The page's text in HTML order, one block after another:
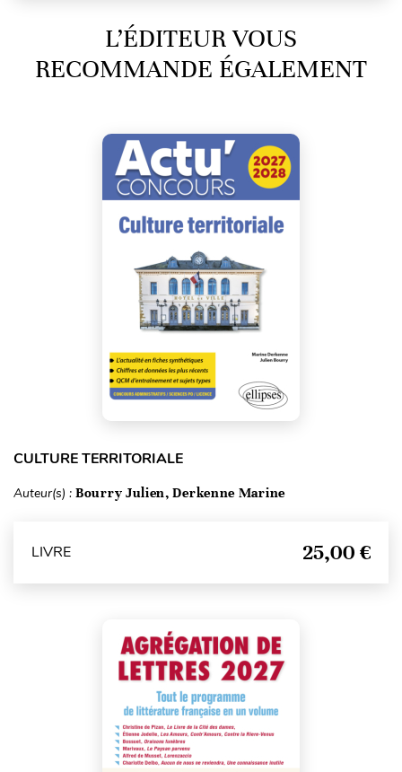
L’ÉDITEUR VOUS
RECOMMANDE ÉGALEMENT
CULTURE TERRITORIALE
Auteur(s) : Bourry Julien, Derkenne Marine
LIVRE 25,00 €